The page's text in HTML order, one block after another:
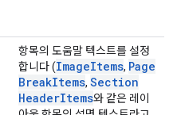
항목의 도움말 텍스트를 설정
합니다 (ImageItems, Page
BreakItems, Section
HeaderItems와 같은 레이